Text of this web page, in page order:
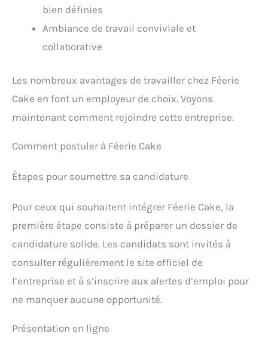
bien définies
Ambiance de travail conviviale et
collaborative
Les nombreux avantages de travailler chez Féerie
Cake en font un employeur de choix. Voyons
maintenant comment rejoindre cette entreprise.
Comment postuler à Féerie Cake
Étapes pour soumettre sa candidature
Pour ceux qui souhaitent intégrer Féerie Cake, la
première étape consiste à préparer un dossier de
candidature solide. Les candidats sont invités à
consulter régulièrement le site officiel de
l’entreprise et à s’inscrire aux alertes d’emploi pour
ne manquer aucune opportunité.
Présentation en ligne